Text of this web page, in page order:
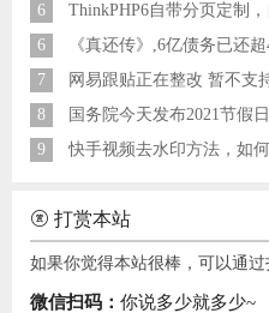
6
ThinkPHP6自带分页定制
6
《真还传》,6亿债务已还
7
网易跟贴正在整改 暂不支
8
9
快手视频去水印方法，如
打赏本站
如果你觉得本站很棒，可以通过
微信扫码： 你说多少就多少~